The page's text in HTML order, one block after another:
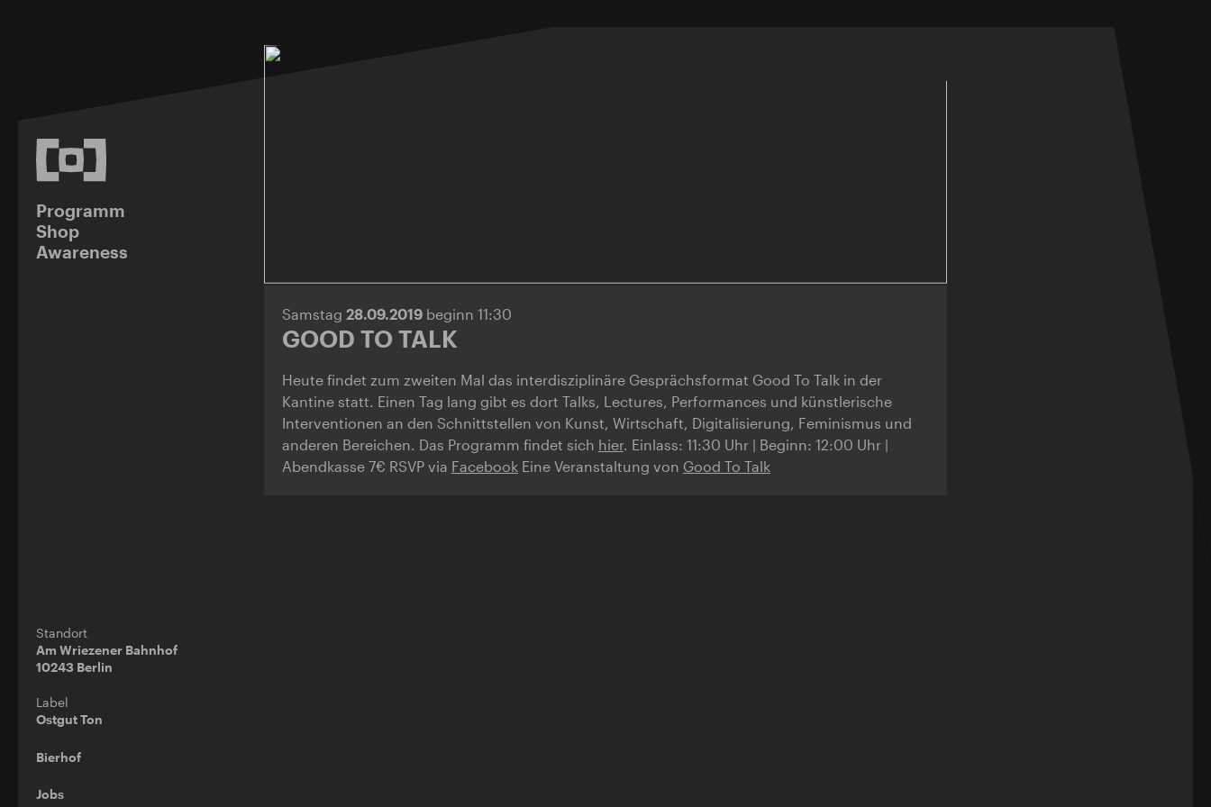
Programm
Shop
Awareness
Standort
Am Wriezener Bahnhof
10243 Berlin
Label
Ostgut Ton
Bierhof
Jobs
Samstag 28.09.2019 beginn 11:30
GOOD TO TALK
Heute findet zum zweiten Mal das interdisziplinäre Gesprächsformat Good To Talk in der
Kantine statt. Einen Tag lang gibt es dort Talks, Lectures, Performances und künstlerische
Interventionen an den Schnittstellen von Kunst, Wirtschaft, Digitalisierung, Feminismus und
anderen Bereichen. Das Programm findet sich hier. Einlass: 11:30 Uhr | Beginn: 12:00 Uhr |
Abendkasse 7€ RSVP via FacebookEine Veranstaltung von Good To Talk